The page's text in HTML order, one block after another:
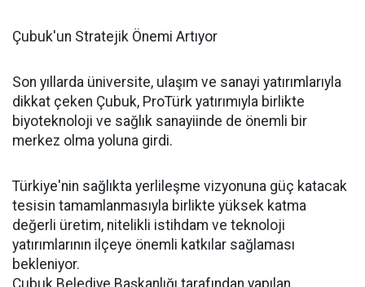
Çubuk'un Stratejik Önemi Artıyor
Son yıllarda üniversite, ulaşım ve sanayi yatırımlarıyla
dikkat çeken Çubuk, ProTürk yatırımıyla birlikte
biyoteknoloji ve sağlık sanayiinde de önemli bir
merkez olma yoluna girdi.
Türkiye'nin sağlıkta yerlileşme vizyonuna güç katacak
tesisin tamamlanmasıyla birlikte yüksek katma
değerli üretim, nitelikli istihdam ve teknoloji
yatırımlarının ilçeye önemli katkılar sağlaması
bekleniyor.
Çubuk Belediye Başkanlığı tarafından yapılan